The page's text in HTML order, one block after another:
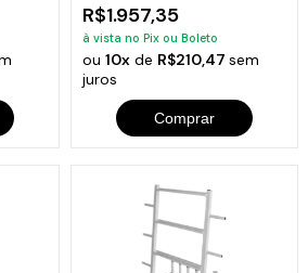
R$1.957,35
à vista no Pix ou Boleto
ou 10xde R$210,47 sem
juros
Comprar